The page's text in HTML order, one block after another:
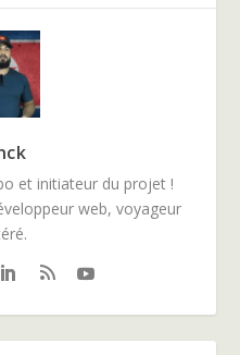
et initiateur du projet !
web, voyageur